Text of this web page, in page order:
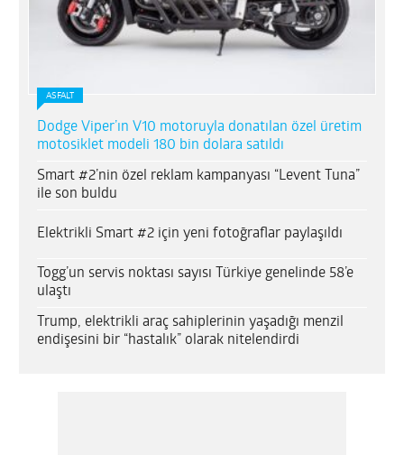
ASFALT
Dodge Viper’ın V10 motoruyla donatılan özel üretim
motosiklet modeli 180 bin dolara satıldı
Smart #2’nin özel reklam kampanyası “Levent Tuna”
ile son buldu
Elektrikli Smart #2 için yeni fotoğraflar paylaşıldı
Togg’un servis noktası sayısı Türkiye genelinde 58’e
ulaştı
Trump, elektrikli araç sahiplerinin yaşadığı menzil
endişesini bir “hastalık” olarak nitelendirdi